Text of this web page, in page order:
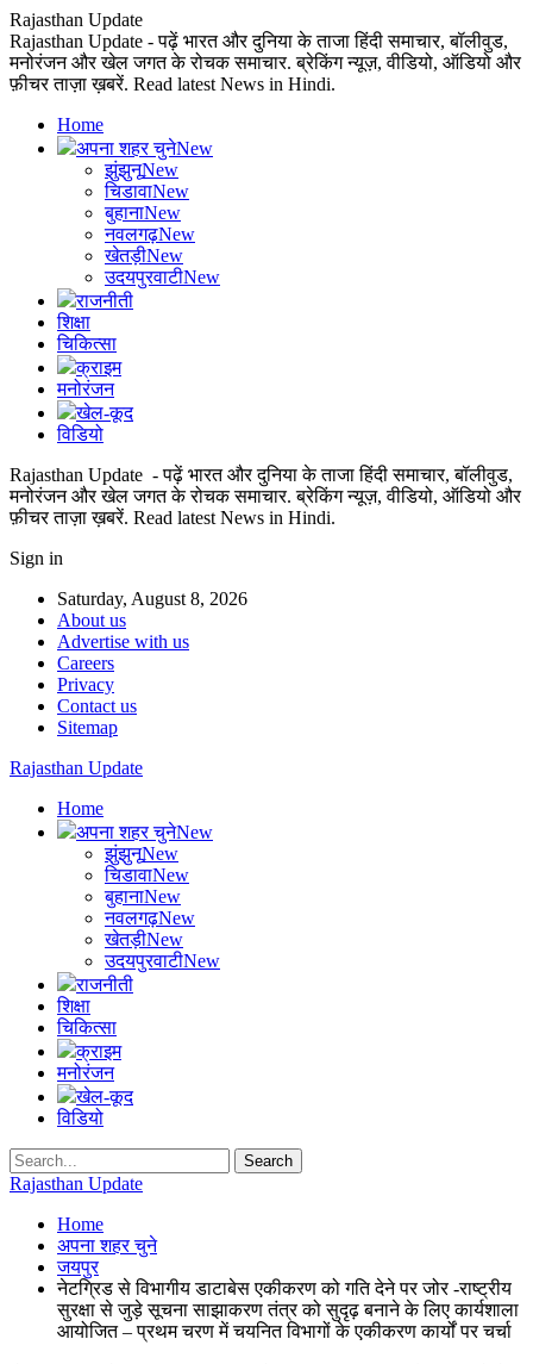
Rajasthan Update
Rajasthan Update - पढ़ें भारत और दुनिया के ताजा हिंदी समाचार, बॉलीवुड,
मनोरंजन और खेल जगत के रोचक समाचार. ब्रेकिंग न्यूज़, वीडियो, ऑडियो और
फ़ीचर ताज़ा ख़बरें. Read latest News in Hindi.
Home
अपना शहर चुनेNew
झुंझुनूNew
चिडावाNew
बुहानाNew
नवलगढ़New
खेतड़ीNew
उदयपुरवाटीNew
राजनीती
शिक्षा
चिकित्सा
क्राइम
मनोरंजन
खेल-कूद
विडियो
Rajasthan Update - पढ़ें भारत और दुनिया के ताजा हिंदी समाचार, बॉलीवुड,
मनोरंजन और खेल जगत के रोचक समाचार. ब्रेकिंग न्यूज़, वीडियो, ऑडियो और
फ़ीचर ताज़ा ख़बरें. Read latest News in Hindi.
Sign in
Saturday, August 8, 2026
About us
Advertise with us
Careers
Privacy
Contact us
Sitemap
Rajasthan Update
Home
अपना शहर चुनेNew
झुंझुनूNew
चिडावाNew
बुहानाNew
नवलगढ़New
खेतड़ीNew
उदयपुरवाटीNew
राजनीती
शिक्षा
चिकित्सा
क्राइम
मनोरंजन
खेल-कूद
विडियो
Rajasthan Update
Home
अपना शहर चुने
जयपुर
नेटग्रिड से विभागीय डाटाबेस एकीकरण को गति देने पर जोर -राष्ट्रीय
सुरक्षा से जुड़े सूचना साझाकरण तंत्र को सुदृढ़ बनाने के लिए कार्यशाला
आयोजित – प्रथम चरण में चयनित विभागों के एकीकरण कार्यों पर चर्चा